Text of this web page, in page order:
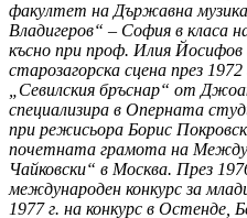
факултет на Държавна
Владигеров“ – София в класа
късно при проф. Илия
старозагорска сцена през
„Севилския бръснар“ от
специализира в Оперната
при режисьора Борис
почетната грамота на
Чайковски“ в Москва. През
международен конкурс за
1977 г. на конкурс в Остенде,